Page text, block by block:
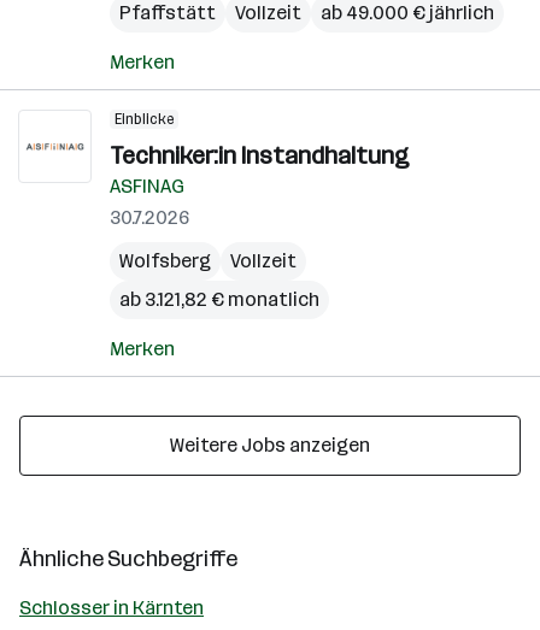
Pfaffstätt
Vollzeit ab 49.000 € jährlich
Merken
Einblicke
Techniker:in Instandhaltung
ASFINAG
30.7.2026
Wolfsberg
Vollzeit
ab 3.121,82 € monatlich
Merken
Weitere Jobs anzeigen
Ähnliche Suchbegriffe
Schlosser in Kärnten